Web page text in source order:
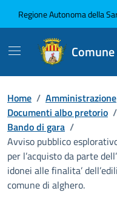
Regione Autonoma della
Home / Amministrazione
Documenti albo pretorio /
Bando di gara /
Avviso pubblico
per l’acquisto da parte
idonei alle finalita’
comune di alghero.